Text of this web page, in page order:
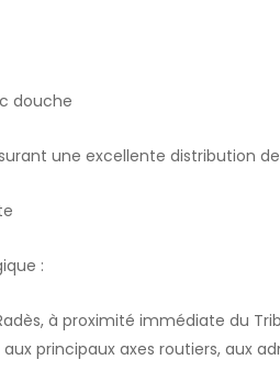
douche
une excellente distribution
:
à proximité immédiate du
principaux axes routiers, aux